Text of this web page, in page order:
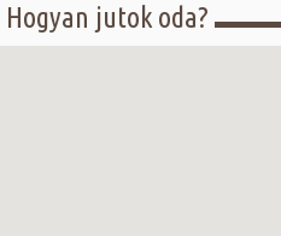
Hogyan jutok oda?